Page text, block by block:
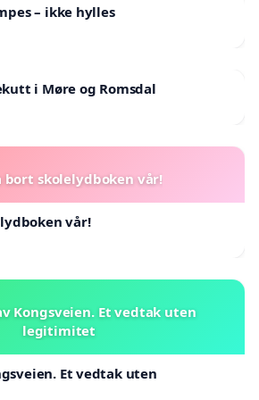
til folket og sier nei
Svarliaunet
– ikke hylles
i Møre og Romsdal
bort skolelydboken vår!
vår!
Kongsveien. Et vedtak uten
legitimitet
Et vedtak uten